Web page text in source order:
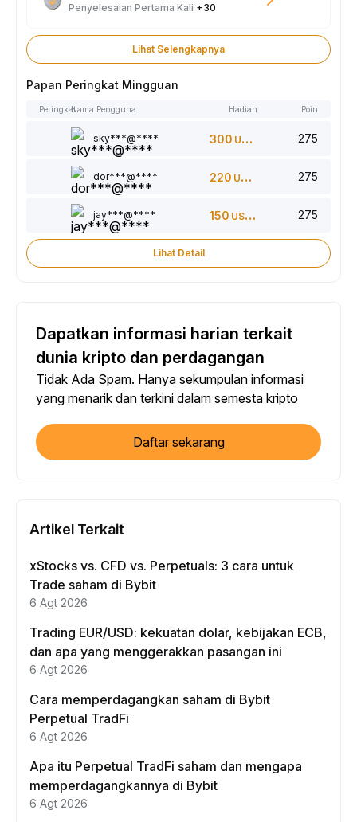
Penyelesaian Pertama Kali +30
Lihat Selengkapnya
Papan Peringkat Mingguan
PeringkatNama Pengguna Hadiah Poin
sky***@**** 300 USDT 275
dor***@**** 220 USDT 275
jay***@**** 150 USDT 275
Lihat Detail
Dapatkan informasi harian terkait
dunia kripto dan perdagangan
Tidak Ada Spam. Hanya sekumpulan informasi
yang menarik dan terkini dalam semesta kripto
Daftar sekarang
Artikel Terkait
xStocks vs. CFD vs. Perpetuals: 3 cara untuk
Trade saham di Bybit
6 Agt 2026
Trading EUR/USD: kekuatan dolar, kebijakan ECB,
dan apa yang menggerakkan pasangan ini
6 Agt 2026
Cara memperdagangkan saham di Bybit
Perpetual TradFi
6 Agt 2026
Apa itu Perpetual TradFi saham dan mengapa
memperdagangkannya di Bybit
6 Agt 2026